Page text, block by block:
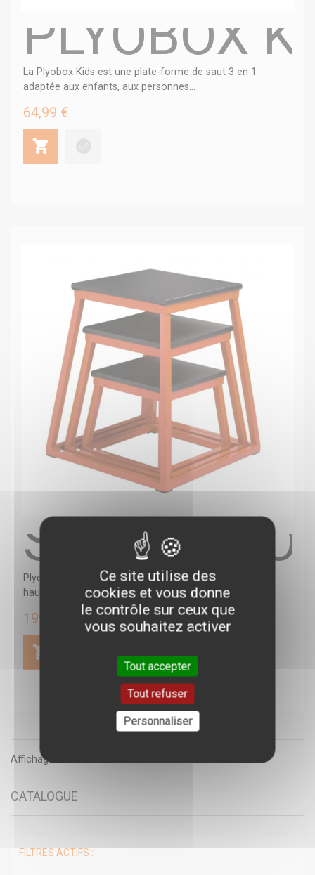
PLYOBOX
La Plyobox Kids est une plate-forme de saut 3 en 1
adaptée aux enfants, aux personnes...
64,99 €
SET 3
Plyobox 3 pièces avec des plateformes de saut de 3
hauteurs différentes 30,5cm, 46cm,...
199,99 €
Affichage 1 - 2 de 2 Articles
CATALOGUE
FILTRES ACTIFS :
Ce site utilise des
cookies et vous donne
le contrôle sur ceux que
vous souhaitez activer
Tout accepter
Tout refuser
Personnaliser